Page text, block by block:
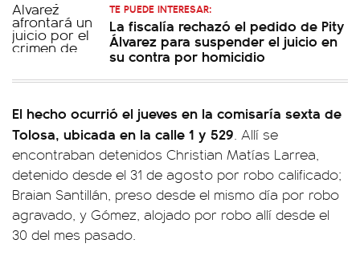
TE PUEDE INTERESAR:
La fiscalía rechazó el pedido de Pity
Álvarez para suspender el juicio en
su contra por homicidio
El hecho ocurrió el jueves en la comisaría sexta de
Tolosa, ubicada en la calle 1 y 529. Allí se
encontraban detenidos Christian Matías Larrea,
detenido desde el 31 de agosto por robo calificado;
Braian Santillán, preso desde el mismo día por robo
agravado, y Gómez, alojado por robo allí desde el
30 del mes pasado.